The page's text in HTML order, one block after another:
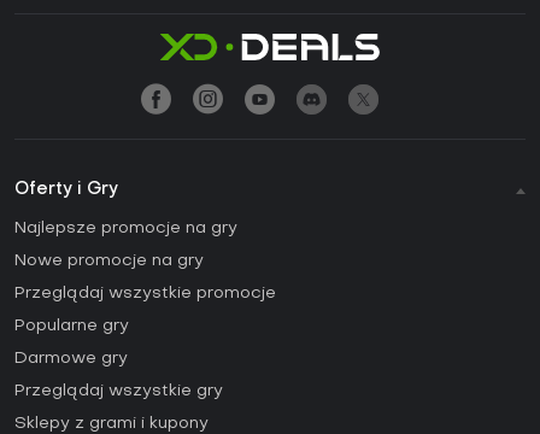
Oferty i Gry
Najlepsze promocje na gry
Nowe promocje na gry
Przeglądaj wszystkie promocje
Popularne gry
Darmowe gry
Przeglądaj wszystkie gry
Sklepy z grami i kupony